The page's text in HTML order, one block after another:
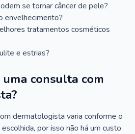
se tornar câncer de pele?
envelhecimento?
tratamentos cosméticos
e estrias?
consulta com
dermatologista varia conforme o
por isso não há um custo